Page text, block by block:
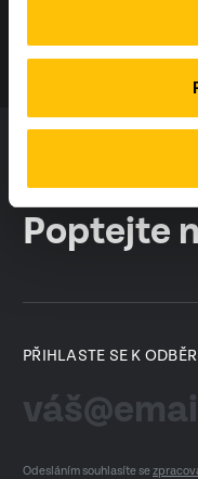
Poptejte
PŘIHLASTE SE K
Odesláním souhlasíte se